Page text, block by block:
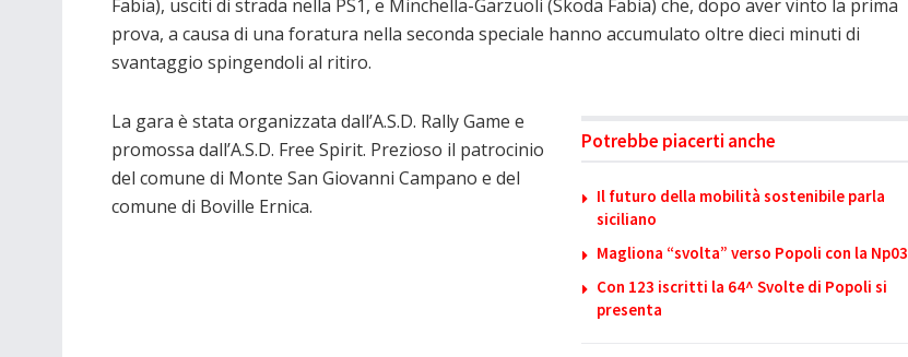
Fabia), usciti di strada nella PS1, e Minchella-Garzuoli (Skoda Fabia) che, dopo aver vinto la prima
prova, a causa di una foratura nella seconda speciale hanno accumulato oltre dieci minuti di
svantaggio spingendoli al ritiro.
Potrebbe piacerti anche
Il futuro della mobilità sostenibile parla
siciliano
Magliona “svolta” verso Popoli con la Np03
Con 123 iscritti la 64^ Svolte di Popoli si
presenta
La gara è stata organizzata dall’A.S.D. Rally Game e
promossa dall’A.S.D. Free Spirit. Prezioso il patrocinio
del comune di Monte San Giovanni Campano e del
comune di Boville Ernica.